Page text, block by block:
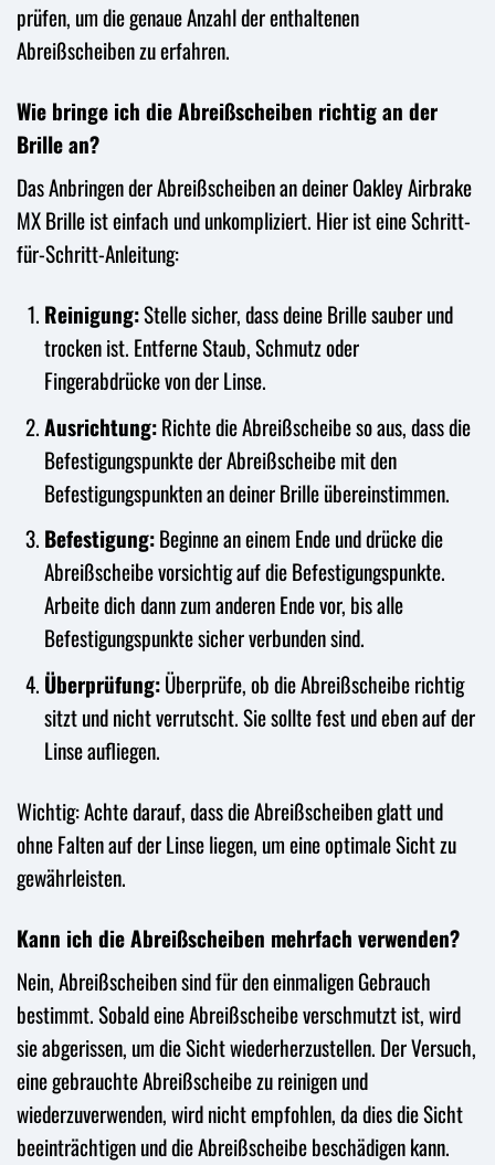
prüfen, um die genaue Anzahl der enthaltenen
Abreißscheiben zu erfahren.
Wie bringe ich die Abreißscheiben richtig an der
Brille an?
Das Anbringen der Abreißscheiben an deiner Oakley Airbrake
MX Brille ist einfach und unkompliziert. Hier ist eine Schritt-
für-Schritt-Anleitung:
Reinigung:Stelle sicher, dass deine Brille sauber und
trocken ist. Entferne Staub, Schmutz oder
Fingerabdrücke von der Linse.
Ausrichtung:Richte die Abreißscheibe so aus, dass die
Befestigungspunkte der Abreißscheibe mit den
Befestigungspunkten an deiner Brille übereinstimmen.
Befestigung:Beginne an einem Ende und drücke die
Abreißscheibe vorsichtig auf die Befestigungspunkte.
Arbeite dich dann zum anderen Ende vor, bis alle
Befestigungspunkte sicher verbunden sind.
Überprüfung:Überprüfe, ob die Abreißscheibe richtig
sitzt und nicht verrutscht. Sie sollte fest und eben auf der
Linse aufliegen.
Wichtig: Achte darauf, dass die Abreißscheiben glatt und
ohne Falten auf der Linse liegen, um eine optimale Sicht zu
gewährleisten.
Kann ich die Abreißscheiben mehrfach verwenden?
Nein, Abreißscheiben sind für den einmaligen Gebrauch
bestimmt. Sobald eine Abreißscheibe verschmutzt ist, wird
sie abgerissen, um die Sicht wiederherzustellen. Der Versuch,
eine gebrauchte Abreißscheibe zu reinigen und
wiederzuverwenden, wird nicht empfohlen, da dies die Sicht
beeinträchtigen und die Abreißscheibe beschädigen kann.